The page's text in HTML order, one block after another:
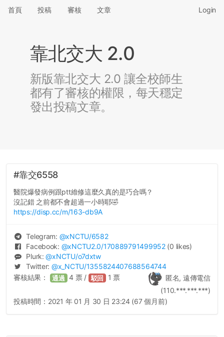
首頁 投稿 審核 文章 Login
靠北交大 2.0
新版靠北交大 2.0 讓全校師生
都有了審核的權限，每天穩定
發出投稿文章。
#靠交6558
醫院爆發病例跟ptt維修這麼久真的是巧合嗎？
沒記錯 之前都不會超過一小時耶🤣
https://disp.cc/m/163-db9A
Telegram: @xNCTU/6582
Facebook: @xNCTU2.0/170889791499952 (0 likes)
Plurk:@xNCTU/o7dxtw
Twitter: @x_NCTU/1355824407688564744
匿名, 遠傳電信
(110.***.***.***)
審核結果： 通過 4 票 / 駁回 1 票
投稿時間： 2021 年 01 月 30 日 23:24 (67 個月前)